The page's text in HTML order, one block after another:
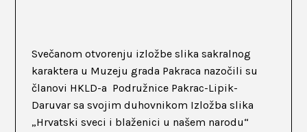
Svečanom otvorenju izložbe slika sakralnog
karaktera u Muzeju grada Pakraca nazočili su
članovi HKLD-a Podružnice Pakrac-Lipik-
Daruvar sa svojim duhovnikom Izložba slika
„Hrvatski sveci i blaženici u našem narodu“